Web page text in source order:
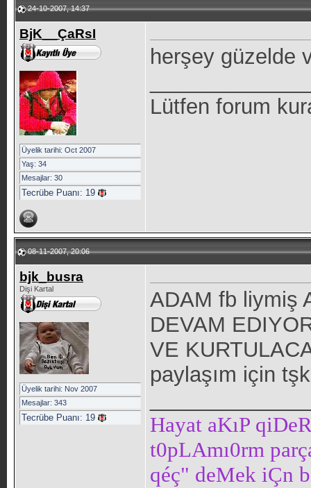
24-10-2007, 14:37
BjK__ÇaRsI
Üyelik tarihi: Oct 2007
Yaş: 34
Mesajlar: 30
Tecrübe Puanı: 19
herşey güzelde
Lütfen forum
08-11-2007, 20:06
bjk_busra
Dişi Kartal
Üyelik tarihi: Nov 2007
Mesajlar: 343
Tecrübe Puanı: 19
ADAM fb liymiş
DEVAM
VE
paylaşım için
Hayat aKıP
t0pLAmı0rm
qéç" deMek iÇn